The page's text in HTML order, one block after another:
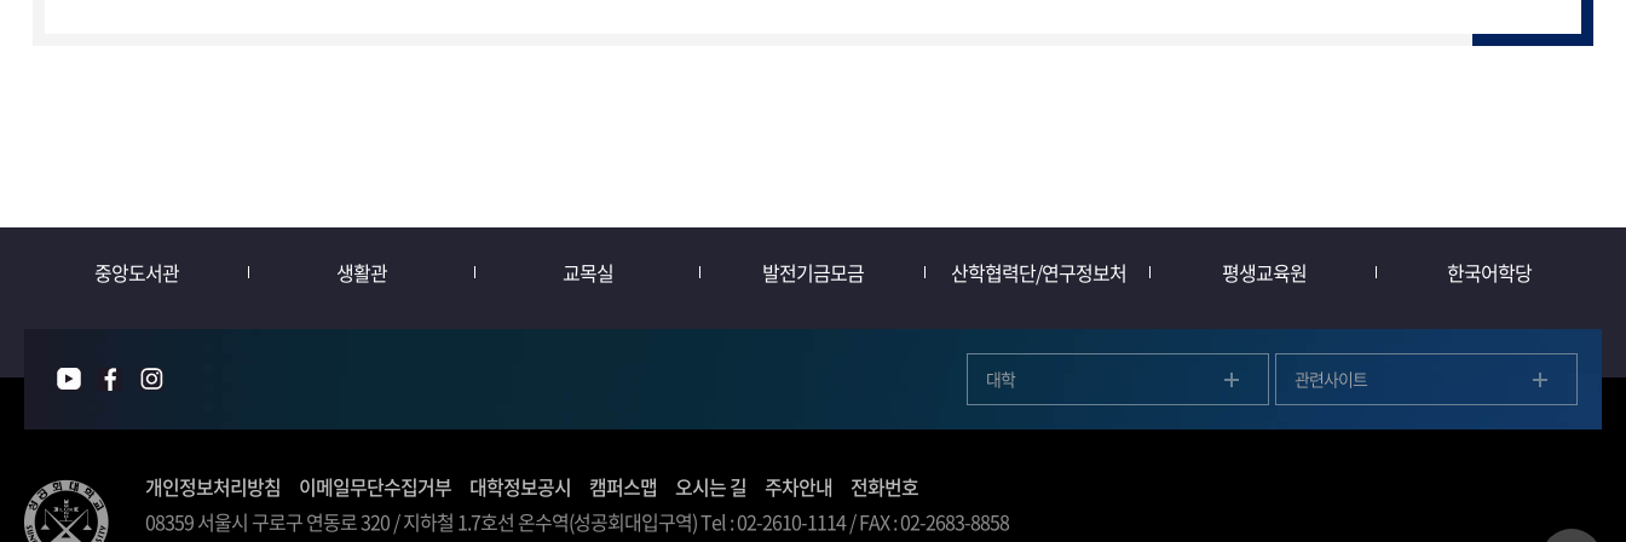
중앙도서관 생활관 교목실 발전기금모금 산학협력단/연구정보처 평생교육원 한국어학당
대학 관련사이트
개인정보처리방침 이메일무단수집거부 대학정보공시 캠퍼스맵 오시는 길 주차안내
전화번호
08359 서울시 구로구 연동로 320 / 지하철 1.7호선 온수역(성공회대입구역)Tel : 02-2610-1114/ FAX : 02-2683-8858